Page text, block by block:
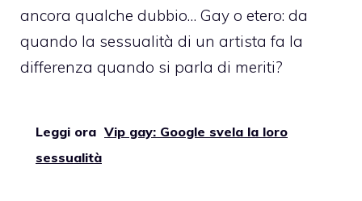
ancora qualche dubbio… Gay o etero: da
quando la sessualità di un artista fa la
differenza quando si parla di meriti?
Leggi ora Vip gay: Google svela la loro
sessualità